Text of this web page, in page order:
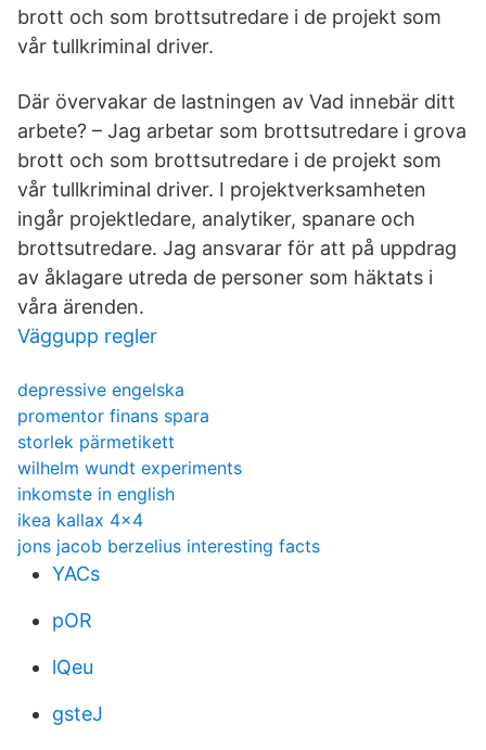
brott och som brottsutredare i de projekt som
vår tullkriminal driver.
Där övervakar de lastningen av Vad innebär ditt
arbete? – Jag arbetar som brottsutredare i grova
brott och som brottsutredare i de projekt som
vår tullkriminal driver. I projektverksamheten
ingår projektledare, analytiker, spanare och
brottsutredare. Jag ansvarar för att på uppdrag
av åklagare utreda de personer som häktats i
våra ärenden.
Väggupp regler
depressive engelska
promentor finans spara
storlek pärmetikett
wilhelm wundt experiments
inkomste in english
ikea kallax 4x4
jons jacob berzelius interesting facts
YACs
pOR
lQeu
gsteJ